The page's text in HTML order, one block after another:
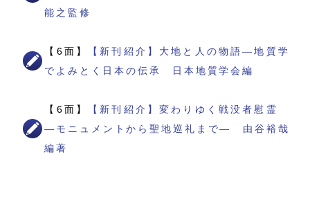
能之監修
【6面】
【新刊紹介】大地と人の物語―地質学
でよみとく日本の伝承 日本地質学会編
【6面】
【新刊紹介】変わりゆく戦没者慰霊
―モニュメントから聖地巡礼まで― 由谷裕哉
編著